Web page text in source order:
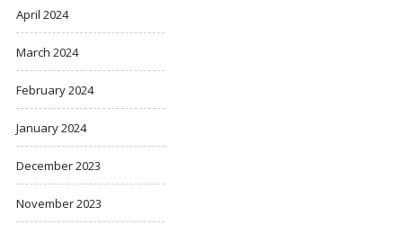
April 2024
March 2024
February 2024
January 2024
December 2023
November 2023